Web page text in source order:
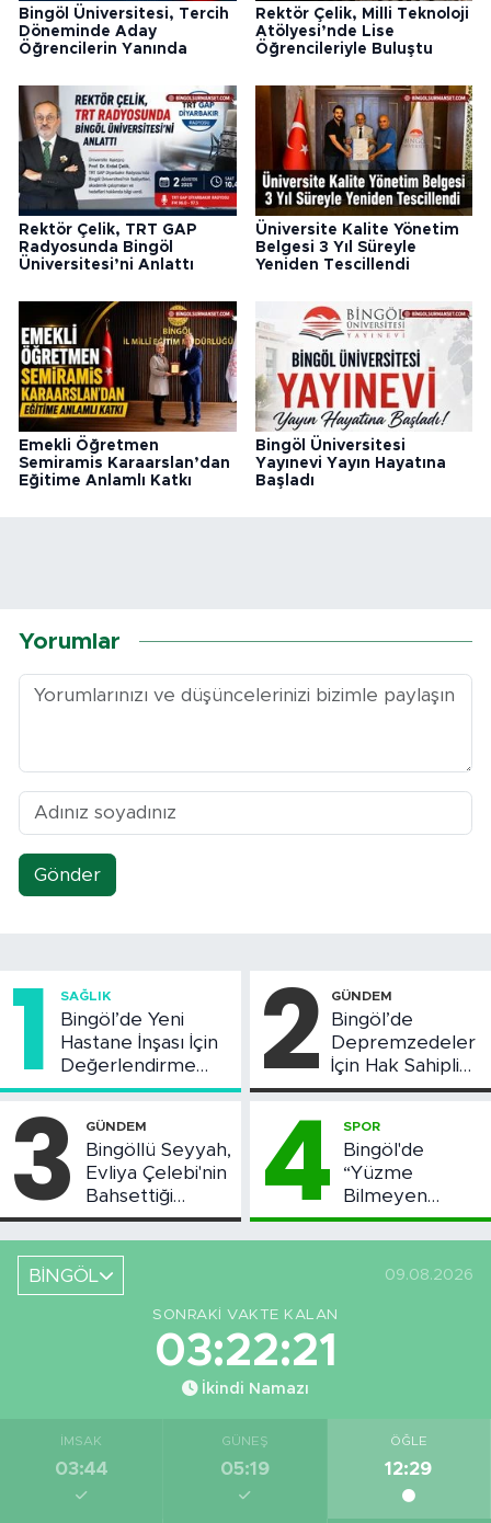
Bingöl Üniversitesi, Tercih
Döneminde Aday
Öğrencilerin Yanında
Rektör Çelik, Milli Teknoloji
Atölyesi’nde Lise
Öğrencileriyle Buluştu
Rektör Çelik, TRT GAP
Radyosunda Bingöl
Üniversitesi’ni Anlattı
Üniversite Kalite Yönetim
Belgesi 3 Yıl Süreyle
Yeniden Tescillendi
Emekli Öğretmen
Semiramis Karaarslan’dan
Eğitime Anlamlı Katkı
Bingöl Üniversitesi
Yayınevi Yayın Hayatına
Başladı
Yorumlar
Gönder
1 SAĞLIK
Bingöl’de Yeni
Hastane İnşası İçin
Değerlendirme
Toplantısı Yapıldı
2 GÜNDEM
Bingöl’de
Depremzedeler
İçin Hak Sahipliği
Askı Süreci
3 GÜNDEM
Bingöllü Seyyah,
Evliya Çelebi'nin
Bahsettiği
Bingöl'deki O
Yeri Görüntüledi
4 SPOR
Bingöl'de
“Yüzme
Bilmeyen
Kalmasın”
Projesi Devam
Ediyor
BİNGÖL 09.08.2026
SONRAKI VAKTE KALAN
03:22:21
İkindi Namazı
İMSAK
03:44
GÜNEŞ
05:19
ÖĞLE
12:29